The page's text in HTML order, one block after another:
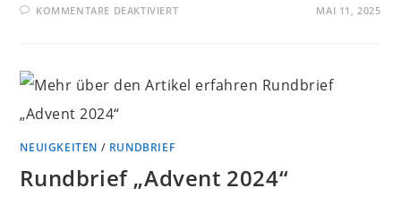
KOMMENTARE DEAKTIVIERTFÜR MAI 11, 2025
NEUIGKEITEN / RUNDBRIEF
Rundbrief „Advent 2024“